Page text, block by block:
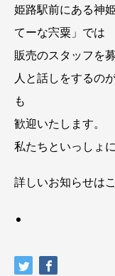
姫路駅前にある神
てーな宍粟」では
販売のスタッフを
人と話しをするの
も
歓迎いたします。
私たちといっしょ
詳しいお知らせは